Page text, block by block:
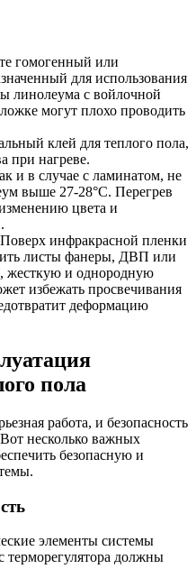
гомогенный или
для использования
линолеума с войлочной
могут плохо проводить
клей для теплого пола,
при нагреве.
и в случае с ламинатом, не
выше 27-28°C. Перегрев
цвета и
инфракрасной пленки
листы фанеры, ДВП или
жесткую и однородную
избежать просвечивания
деформацию
пола
работа, и безопасность
несколько важных
безопасную и
элементы системы
терморегулятора должны